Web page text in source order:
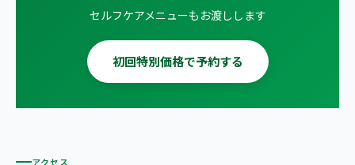
セルフケアメニューもお渡しします
初回特別価格で予約する
アクセス